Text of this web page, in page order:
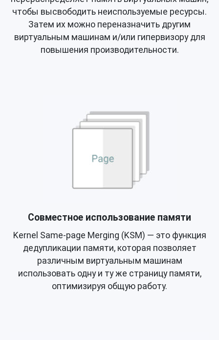
чтобы высвободить неиспользуемые ресурсы.
Затем их можно переназначить другим
виртуальным машинам и/или гипервизору для
повышения производительности.
Совместное использование памяти
Kernel Same-page Merging (KSM) — это функция
дедупликации памяти, которая позволяет
различным виртуальным машинам
использовать одну и ту же страницу памяти,
оптимизируя общую работу.